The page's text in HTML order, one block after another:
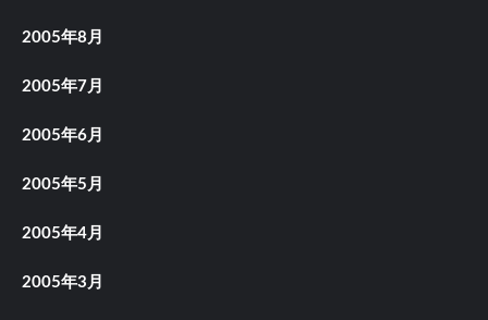
2005年8月
2005年7月
2005年6月
2005年5月
2005年4月
2005年3月